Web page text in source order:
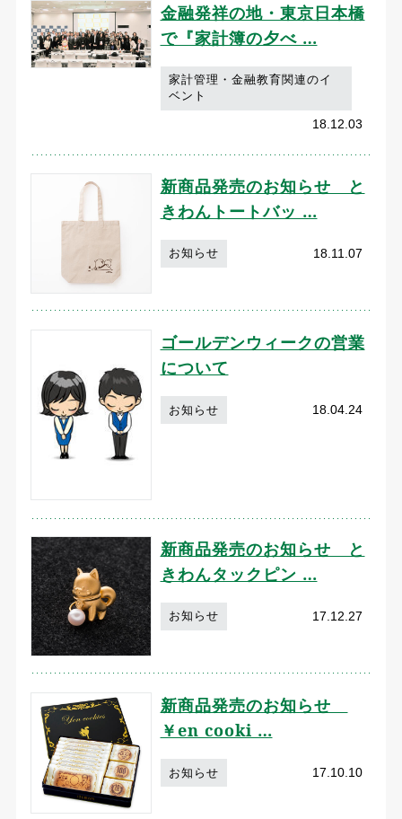
金融発祥の地・東京日本橋
で『家計簿の夕べ …
家計管理・金融教育関連のイ
ベント
18.12.03
新商品発売のお知らせ と
きわんトートバッ …
お知らせ 18.11.07
ゴールデンウィークの営業
について
お知らせ 18.04.24
新商品発売のお知らせ と
きわんタックピン …
お知らせ 17.12.27
新商品発売のお知らせ
￥en cooki …
お知らせ 17.10.10